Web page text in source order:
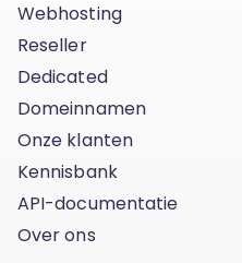
Webhosting
Reseller
Dedicated
Domeinnamen
Onze klanten
Kennisbank
API-documentatie
Over ons